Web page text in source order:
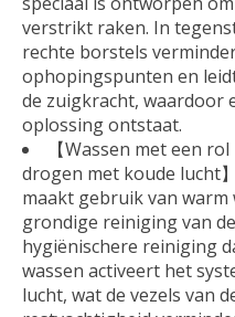
verstrikt raken. In
rechte borstels
ophopingspunten en
de zuigkracht, waardoor
oplossing ontstaat.
【Wassen met een
drogen met koude lucht
maakt gebruik van warm
grondige reiniging van
hygiënischere reiniging
wassen activeert het
lucht, wat de vezels van